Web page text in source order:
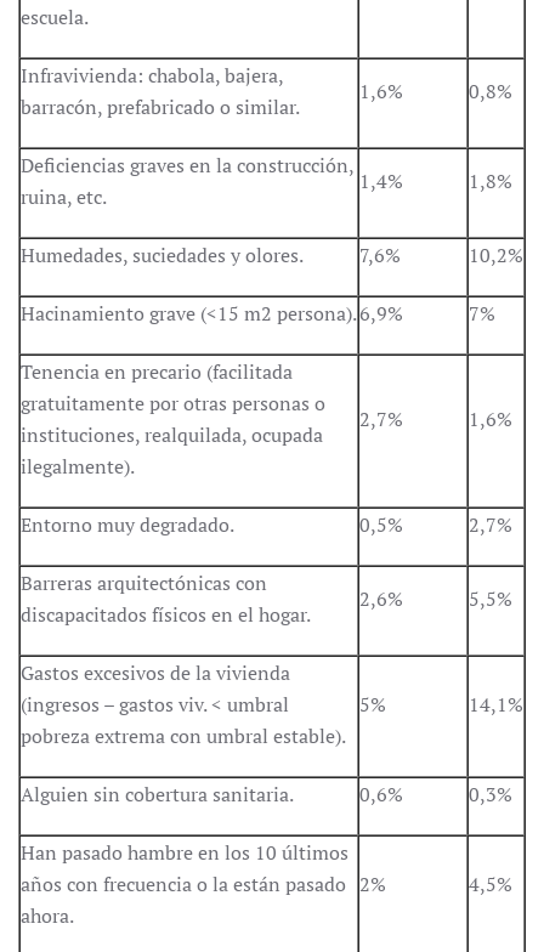
escuela.
Infravivienda: chabola, bajera,
barracón, prefabricado o similar.
1,6% 0,8%
Deficiencias graves en la construcción,
ruina, etc.
1,4% 1,8%
Humedades, suciedades y olores. 7,6% 10,2%
Hacinamiento grave (<15 m2 persona).6,9% 7%
Tenencia en precario (facilitada
gratuitamente por otras personas o
instituciones, realquilada, ocupada
ilegalmente).
2,7% 1,6%
Entorno muy degradado. 0,5% 2,7%
Barreras arquitectónicas con
discapacitados físicos en el hogar.
2,6% 5,5%
Gastos excesivos de la vivienda
(ingresos – gastos viv. < umbral
pobreza extrema con umbral estable).
5% 14,1%
Alguien sin cobertura sanitaria. 0,6% 0,3%
Han pasado hambre en los 10 últimos
años con frecuencia o la están pasado
ahora.
2% 4,5%